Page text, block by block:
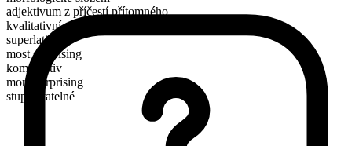
adjektivum z příčestí přítomného
kvalitativní
superlativ
most surprising
komparativ
more surprising
stupňovatelné